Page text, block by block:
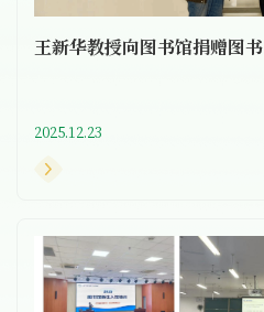
王新华教授向图书馆捐赠图书
2025.12.23